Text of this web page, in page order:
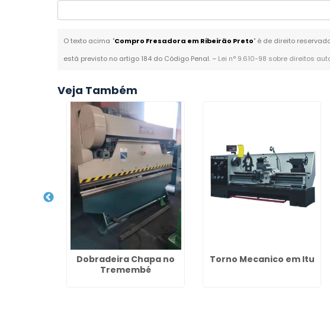
O texto acima "Compro Fresadora em Ribeirão Preto" é de direito
está previsto no artigo 184 do Código Penal. – Lei n° 9.610-98 sobre direitos
Veja Também
Dobradeira Chapa no
Tremembé
Torno Mecanico em Itu